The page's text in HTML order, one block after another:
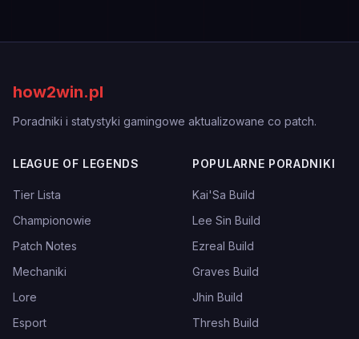
how2win.pl
Poradniki i statystyki gamingowe aktualizowane co patch.
LEAGUE OF LEGENDS
Tier Lista
Championowie
Patch Notes
Mechaniki
Lore
Esport
POPULARNE PORADNIKI
Kai'Sa Build
Lee Sin Build
Ezreal Build
Graves Build
Jhin Build
Thresh Build